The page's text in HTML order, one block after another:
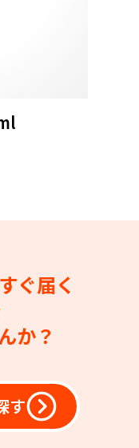
ぐ届く
か？
す